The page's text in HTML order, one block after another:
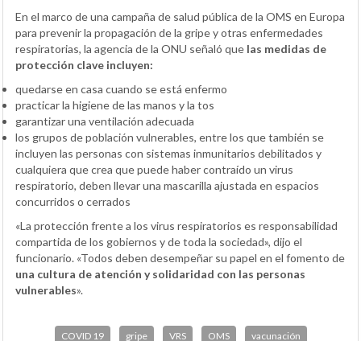
En el marco de una campaña de salud pública de la OMS en Europa
para prevenir la propagación de la gripe y otras enfermedades
respiratorias, la agencia de la ONU señaló que las medidas de
protección clave incluyen:
quedarse en casa cuando se está enfermo
practicar la higiene de las manos y la tos
garantizar una ventilación adecuada
los grupos de población vulnerables, entre los que también se
incluyen las personas con sistemas inmunitarios debilitados y
cualquiera que crea que puede haber contraído un virus
respiratorio, deben llevar una mascarilla ajustada en espacios
concurridos o cerrados
«La protección frente a los virus respiratorios es responsabilidad
compartida de los gobiernos y de toda la sociedad», dijo el
funcionario. «Todos deben desempeñar su papel en el fomento de
una cultura de atención y solidaridad con las personas
vulnerables».
COVID 19 gripe VRS OMS vacunación